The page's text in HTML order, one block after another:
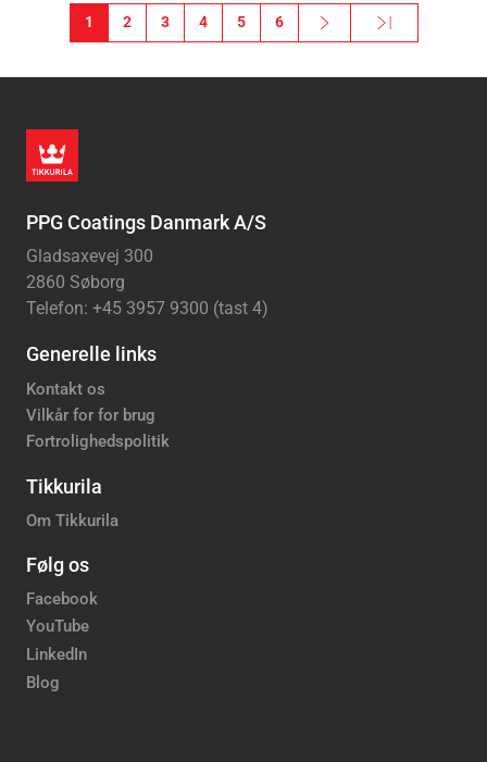
Sideinddeling
1 2 3 4 5 6 Next ›
Næste side
Sidste »
Sidste side
PPG Coatings Danmark A/S
Gladsaxevej 300
2860 Søborg
Telefon: +45 3957 9300 (tast 4)
Generelle links
Kontakt os
Vilkår for for brug
Fortrolighedspolitik
Tikkurila
Om Tikkurila
Følg os
Facebook
YouTube
LinkedIn
Blog